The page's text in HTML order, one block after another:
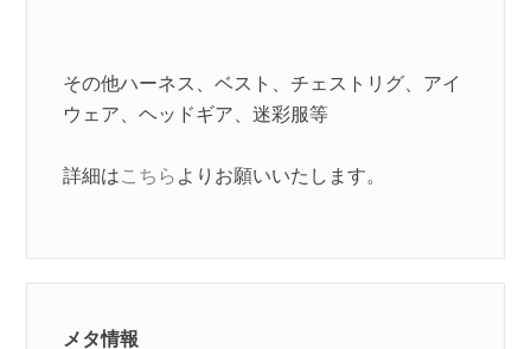
その他ハーネス、ベスト、チェストリグ、アイ
ウェア、ヘッドギア、迷彩服等
詳細はこちら よりお願いいたします。
メタ情報